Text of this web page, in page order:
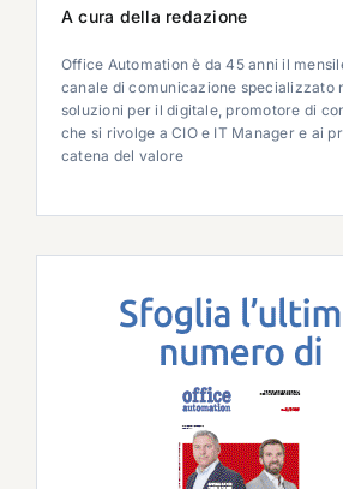
A cura della redazione
Office Automation è da 45 anni il
canale di comunicazione specializzato
soluzioni per il digitale, promotore di
che si rivolge a CIO e IT Manager e ai
catena del valore